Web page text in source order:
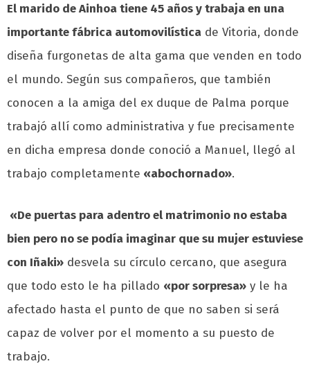
El marido de Ainhoa tiene 45 años y trabaja en una
importante fábrica automovilística de Vitoria, donde
diseña furgonetas de alta gama que venden en todo
el mundo. Según sus compañeros, que también
conocen a la amiga del ex duque de Palma porque
trabajó allí como administrativa y fue precisamente
en dicha empresa donde conoció a Manuel, llegó al
trabajo completamente «abochornado».
«De puertas para adentro el matrimonio no estaba
bien pero no se podía imaginar que su mujer estuviese
con Iñaki» desvela su círculo cercano, que asegura
que todo esto le ha pillado «por sorpresa» y le ha
afectado hasta el punto de que no saben si será
capaz de volver por el momento a su puesto de
trabajo.